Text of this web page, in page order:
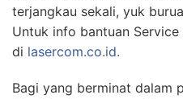
terjangkau sekali, yuk
Untuk info bantuan
di lasercom.co.id.
Bagi yang berminat dalam